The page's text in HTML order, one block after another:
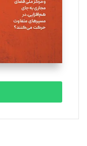
ملینا جعفری
تحریریه
مصطفی
تحریریه
بابک نقاش
تحریریه